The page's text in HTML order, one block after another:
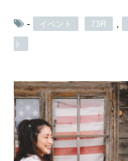
- イベント 73R ,
ト